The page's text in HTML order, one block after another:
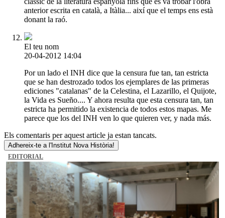
anterior escrita en català, a Itàlia... així que el temps ens està
donant la raó.
El teu nom
20-04-2012 14:04
Por un lado el INH dice que la censura fue tan, tan estricta
que se han destrozado todos los ejemplares de las primeras
ediciones "catalanas" de la Celestina, el Lazarillo, el Quijote,
la Vida es Sueño.... Y ahora resulta que esta censura tan, tan
estricta ha permitido la existencia de todos estos mapas. Me
parece que los del INH ven lo que quieren ver, y nada más.
Els comentaris per aquest article ja estan tancats.
Adhereix-te a l'Institut Nova Història!
EDITORIAL